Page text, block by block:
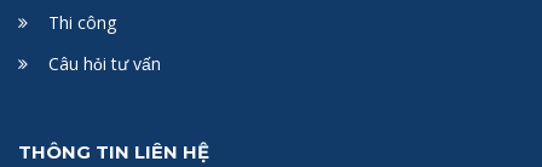
Thi công
Câu hỏi tư vấn
THÔNG TIN LIÊN HỆ